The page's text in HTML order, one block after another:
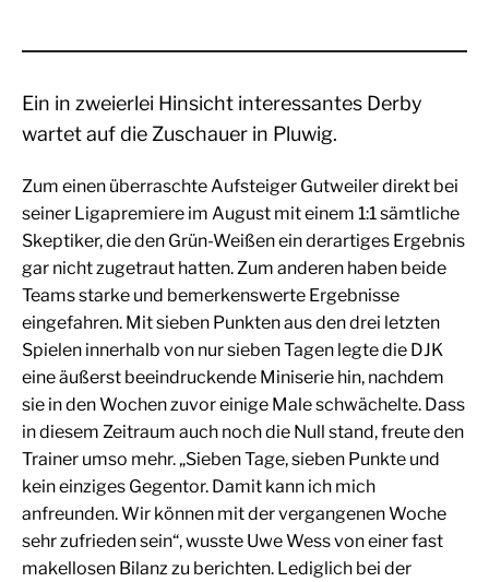
Ein in zweierlei Hinsicht interessantes Derby
wartet auf die Zuschauer in Pluwig.
Zum einen überraschte Aufsteiger Gutweiler direkt bei
seiner Ligapremiere im August mit einem 1:1 sämtliche
Skeptiker, die den Grün-Weißen ein derartiges Ergebnis
gar nicht zugetraut hatten. Zum anderen haben beide
Teams starke und bemerkenswerte Ergebnisse
eingefahren. Mit sieben Punkten aus den drei letzten
Spielen innerhalb von nur sieben Tagen legte die DJK
eine äußerst beeindruckende Miniserie hin, nachdem
sie in den Wochen zuvor einige Male schwächelte. Dass
in diesem Zeitraum auch noch die Null stand, freute den
Trainer umso mehr. „Sieben Tage, sieben Punkte und
kein einziges Gegentor. Damit kann ich mich
anfreunden. Wir können mit der vergangenen Woche
sehr zufrieden sein“, wusste Uwe Wess von einer fast
makellosen Bilanz zu berichten. Lediglich bei der